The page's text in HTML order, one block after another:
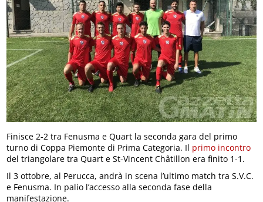
Finisce 2-2 tra Fenusma e Quart la seconda gara del primo
turno di Coppa Piemonte di Prima Categoria. Il primo incontro
del triangolare tra Quart e St-Vincent Châtillon era finito 1-1.
Il 3 ottobre, al Perucca, andrà in scena l’ultimo match tra S.V.C.
e Fenusma. In palio l’accesso alla seconda fase della
manifestazione.